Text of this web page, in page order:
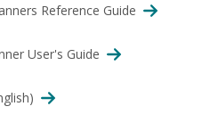
Reference Guide
User's Guide